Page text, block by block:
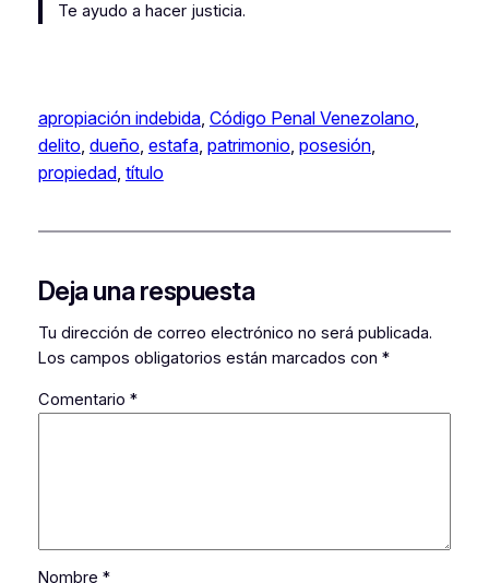
Te ayudo a hacer justicia.
apropiación indebida, Código Penal Venezolano
delito dueño estafa, patrimonio posesión
propiedad, título
Deja una respuesta
Tu dirección de correo electrónico no será publicada.
Los campos obligatorios están marcados con *
Comentario *
Nombre *